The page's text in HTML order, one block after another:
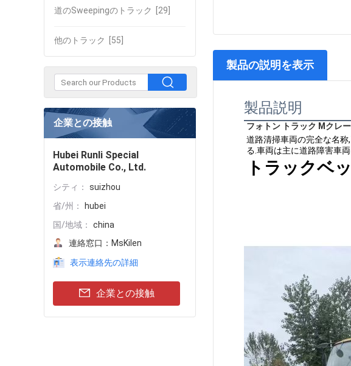
道のSweepingのトラック [29]
他のトラック [55]
企業との接触
Hubei Runli Special
Automobile Co., Ltd.
シティ：
suizhou
省/州：
hubei
国/地域：
china
連絡窓口： MsKilen
表示連絡先の詳細
企業との接触
製品の説明を表示
製品説明
フォトン トラック M クレ
道路清掃車両の完全な名
る.車両は主に道路障害車
トラックベ